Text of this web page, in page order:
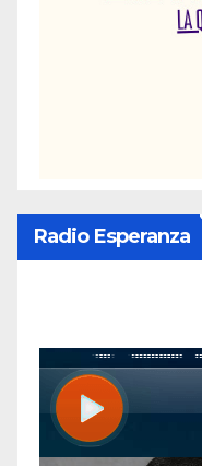
Radio Esperanza